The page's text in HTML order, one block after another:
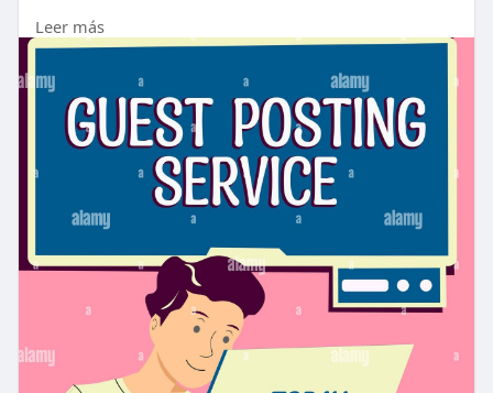
https://www.fiverr.com/shirinf....lamors/publish-
Leer más